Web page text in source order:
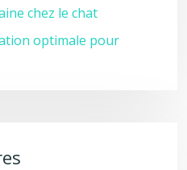
chez le chat
optimale pour